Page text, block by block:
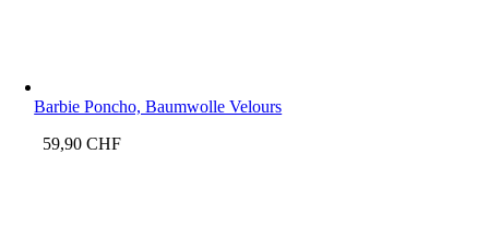
Barbie Poncho, Baumwolle Velours
59,90CHF